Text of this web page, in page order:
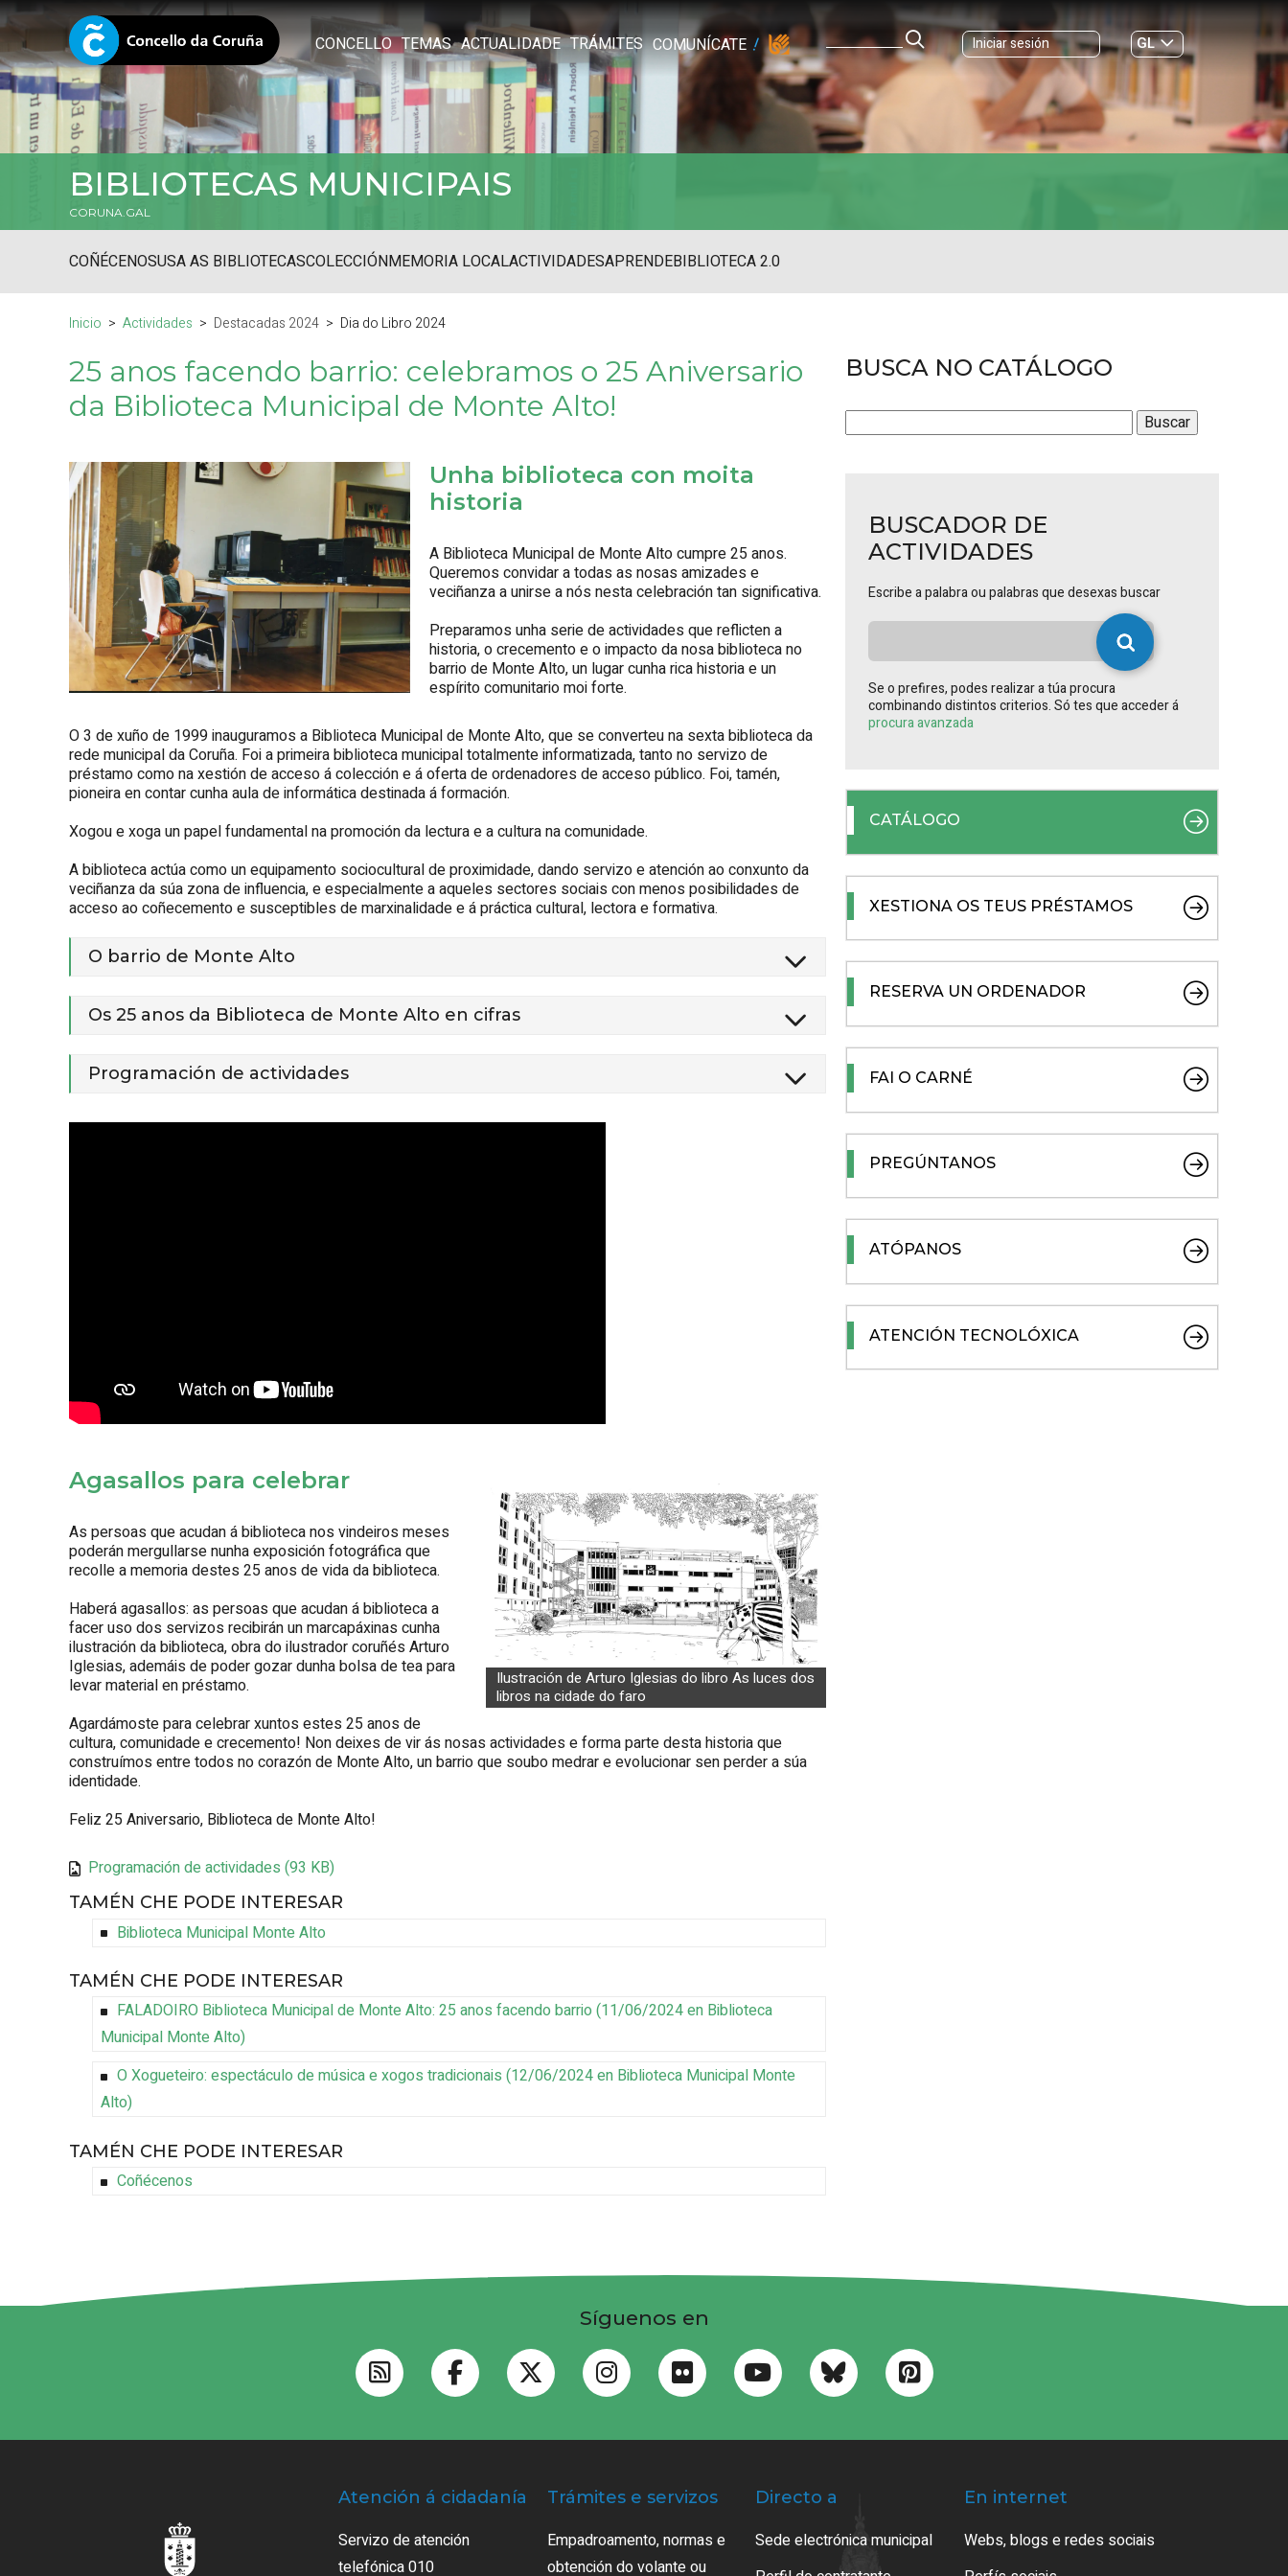
CONCELLO TEMAS ACTUALIDADE TRÁMITES COMUNÍCATE Iniciar sesión
GL
ES|
BIBLIOTECAS MUNICIPAIS
CORUNA.GAL
COÑÉCENOSUSA AS BIBLIOTECASCOLECCIÓNMEMORIA LOCALACTIVIDADESAPRENDEBIBLIOTECA 2.0
Inicio Actividades Destacadas 2024 Dia do Libro 2024
25 anos facendo barrio: celebramos o 25 Aniversario
da Biblioteca Municipal de Monte Alto!
Unha biblioteca con moita
historia
A Biblioteca Municipal de Monte Alto cumpre 25 anos.
Queremos convidar a todas as nosas amizades e
veciñanza a unirse a nós nesta celebración tan significativa.
Preparamos unha serie de actividades que reflicten a
historia, o crecemento e o impacto da nosa biblioteca no
barrio de Monte Alto, un lugar cunha rica historia e un
espírito comunitario moi forte.
O 3 de xuño de 1999 inauguramos a Biblioteca Municipal de Monte Alto, que se converteu na sexta biblioteca da
rede municipal da Coruña. Foi a primeira biblioteca municipal totalmente informatizada, tanto no servizo de
préstamo como na xestión de acceso á colección e á oferta de ordenadores de acceso público. Foi, tamén,
pioneira en contar cunha aula de informática destinada á formación.
Xogou e xoga un papel fundamental na promoción da lectura e a cultura na comunidade.
A biblioteca actúa como un equipamento sociocultural de proximidade, dando servizo e atención ao conxunto da
veciñanza da súa zona de influencia, e especialmente a aqueles sectores sociais con menos posibilidades de
acceso ao coñecemento e susceptibles de marxinalidade e á práctica cultural, lectora e formativa.
O barrio de Monte Alto
Os 25 anos da Biblioteca de Monte Alto en cifras
Programación de actividades
Ilustración de Arturo Iglesias do libro As luces dos
libros na cidade do faro
Agasallos para celebrar
As persoas que acudan á biblioteca nos vindeiros meses
poderán mergullarse nunha exposición fotográfica que
recolle a memoria destes 25 anos de vida da biblioteca.
Haberá agasallos: as persoas que acudan á biblioteca a
facer uso dos servizos recibirán un marcapáxinas cunha
ilustración da biblioteca, obra do ilustrador coruñés Arturo
Iglesias, ademáis de poder gozar dunha bolsa de tea para
levar material en préstamo.
Agardámoste para celebrar xuntos estes 25 anos de
cultura, comunidade e crecemento! Non deixes de vir ás nosas actividades e forma parte desta historia que
construímos entre todos no corazón de Monte Alto, un barrio que soubo medrar e evolucionar sen perder a súa
identidade.
Feliz 25 Aniversario, Biblioteca de Monte Alto!
Programación de actividades (93 KB)
TAMÉN CHE PODE INTERESAR
Biblioteca Municipal Monte Alto
TAMÉN CHE PODE INTERESAR
FALADOIRO Biblioteca Municipal de Monte Alto: 25 anos facendo barrio (11/06/2024en Biblioteca
Municipal Monte Alto)
O Xogueteiro: espectáculo de música e xogos tradicionais (12/06/2024en Biblioteca Municipal Monte
Alto)
TAMÉN CHE PODE INTERESAR
Coñécenos
BUSCA NO CATÁLOGO
BUSCADOR DE
ACTIVIDADES
Escribe a palabra ou palabras que desexas buscar
Se o prefires, podes realizar a túa procura
combinando distintos criterios. Só tes que acceder á
procura avanzada
CATÁLOGO
XESTIONA OS TEUS PRÉSTAMOS
RESERVA UN ORDENADOR
FAI O CARNÉ
PREGÚNTANOS
ATÓPANOS
ATENCIÓN TECNOLÓXICA
Síguenos en
Atención á cidadanía
Servizo de atención
telefónica 010
Trámites e servizos
Empadroamento, normas e
obtención do volante ou
Directo a
Sede electrónica municipal
En internet
Webs, blogs e redes sociais